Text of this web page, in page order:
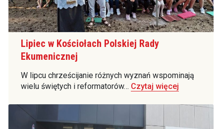
Lipiec w Kościołach Polskiej Rady
Ekumenicznej
W lipcu chrześcijanie różnych wyznań wspominają
wielu świętych i reformatorów… Czytaj więcej